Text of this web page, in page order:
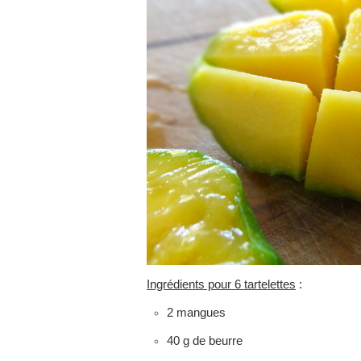
Ingrédients pour 6 tartelettes :
2 mangues
40 g de beurre